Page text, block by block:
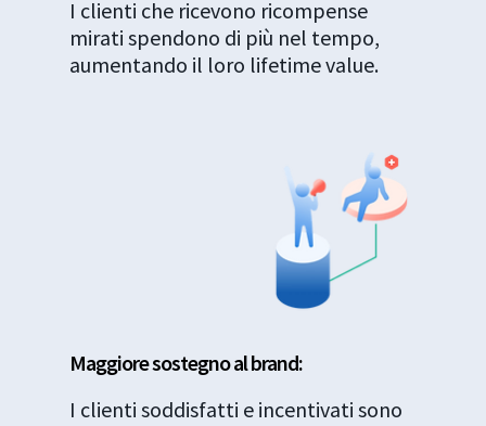
I clienti che ricevono ricompense
mirati spendono di più nel tempo,
aumentando il loro lifetime value.
Maggiore sostegno al brand:
I clienti soddisfatti e incentivati sono